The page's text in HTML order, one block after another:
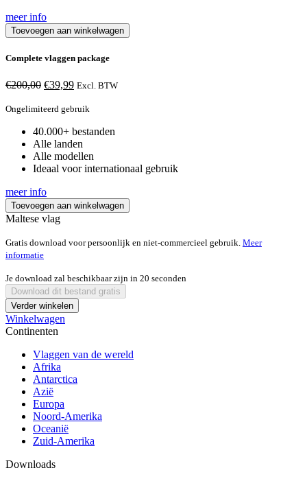
meer info
Toevoegen aan winkelwagen
Complete vlaggen package
€200,00 Oorspronkelijke
was:
€39,99Huidige
is:
Excl. BTW
Ongelimiteerd gebruik
40.000+ bestanden
Alle landen
Alle modellen
Ideaal voor internationaal gebruik
meer info
Toevoegen aan winkelwagen
Maltese vlag
Gratis download voor persoonlijk en niet-commercieel gebruik. Meer
informatie
Je download zal beschikbaar zijn in 20 seconden
Download dit bestand gratis
Verder winkelen
Winkelwagen
Continenten
Vlaggen van de wereld
Afrika
Antarctica
Azië
Europa
Noord-Amerika
Oceanië
Zuid-Amerika
Downloads